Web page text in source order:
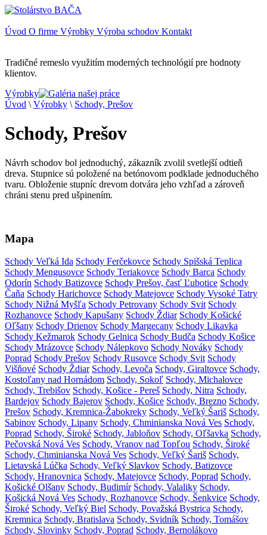
Úvod O firme Výrobky Výroba schodov Kontakt
Tradičné remeslo využitím moderných technológií pre hodnoty
klientov.
Výrobky
Úvod \ Výrobky \ Schody, Prešov
Schody, Prešov
Návrh schodov bol jednoduchý, zákazník zvolil svetlejší odtieň
dreva. Stupnice sú položené na betónovom podklade jednoduchého
tvaru. Obloženie stupníc drevom dotvára jeho vzhľad a zároveň
chráni stenu pred ušpinením.
Mapa
Schody Veľká Ida Schody Ferčekovce Schody Spišská Teplica
Schody Mengusovce Schody Teriakovce Schody Barca Schody
Odorín Schody Batizovce Schody Prešov, časť Ľubotice Schody
Čaňa Schody Harichovce Schody Matejovce Schody Vysoké Tatry
Schody Nižná Myšľa Schody Petrovany Schody Svit Schody
Rozhanovce Schody Kapušany Schody Ždiar Schody Košické
Oľšany Schody Drienov Schody Margecany Schody Likavka
Schody Kežmarok Schody Gelnica Schody Budča Schody Košice
Schody Mrázovce Schody Nálepkovo Schody Nováky Schody
Poprad Schody Prešov Schody Rusovce Schody Svit Schody
Višňové Schody Ždiar Schody, Levoča Schody, Giraltovce Schody,
Kostoľany nad Hornádom Schody, Sokoľ Schody, Michalovce
Schody, Trebišov Schody, Košice - Pereš Schody, Nitra Schody,
Bardejov Schody Bajerov Schody, Košice Schody, Brezno Schody,
Prešov Schody, Kremnica-Žabokreky Schody, Veľký Šariš Schody,
Sabinov Schody, Lipany Schody, Chminianska Nová Ves Schody,
Poprad Schody, Široké Schody, Jabloňov Schody, Oľšavka Schody,
Pečovská Nová Ves Schody, Vranov nad Topľou Schody, Široké
Schody, Chminianska Nová Ves Schody, Veľký Šariš Schody,
Lietavská Lúčka Schody, Veľký Slavkov Schody, Batizovce
Schody, Hranovnica Schody, Matejovce Schody, Poprad Schody,
Košické Olšany Schody, Budimír Schody, Valaliky Schody,
Košická Nová Ves Schody, Rozhanovce Schody, Šenkvice Schody,
Široké Schody, Veľký Biel Schody, Považská Bystrica Schody,
Kremnica Schody, Bratislava Schody, Svidník Schody, Tomášov
Schody, Slovinky Schody, Poprad Schody, Bernolákovo